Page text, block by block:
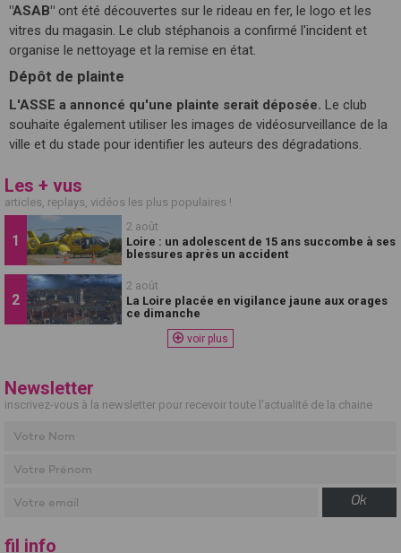
"ASAB" ont été découvertes sur le rideau en fer, le logo et les
vitres du magasin. Le club stéphanois a confirmé l'incident et
organise le nettoyage et la remise en état.
Dépôt de plainte
L'ASSE a annoncé qu'une plainte serait déposée. Le club
souhaite également utiliser les images de vidéosurveillance de la
ville et du stade pour identifier les auteurs des dégradations.
Les + vus
articles, replays, vidéos les plus populaires !
2 août
Loire : un adolescent de 15 ans succombe à ses
blessures après un accident
2 août
La Loire placée en vigilance jaune aux orages
ce dimanche
voir plus
Newsletter
inscrivez-vous à la newsletter pour recevoir toute l'actualité de la chaine
Ok
fil info